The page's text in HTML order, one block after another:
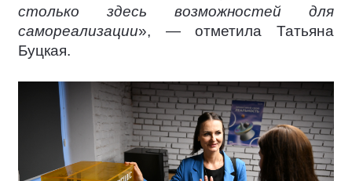
столько здесь возможностей для
самореализации», — отметила Татьяна
Буцкая.